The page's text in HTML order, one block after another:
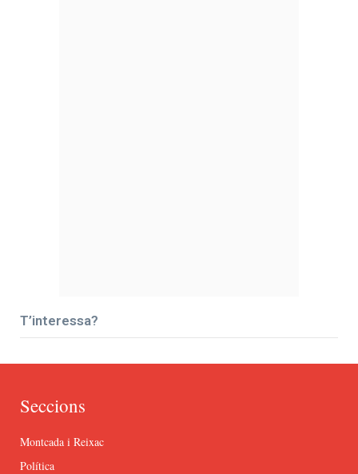
T’interessa?
Seccions
Montcada i Reixac
Política